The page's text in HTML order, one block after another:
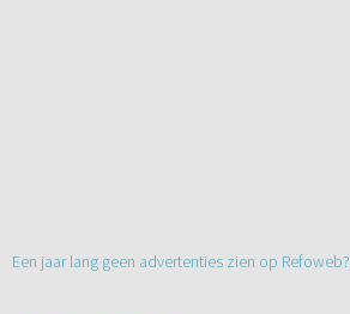
Een jaar lang geen advertenties zien op Refoweb?